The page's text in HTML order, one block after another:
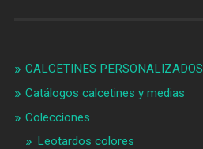
CALCETINES PERSONALIZADOS
Catálogos calcetines y medias
Colecciones
Leotardos colores